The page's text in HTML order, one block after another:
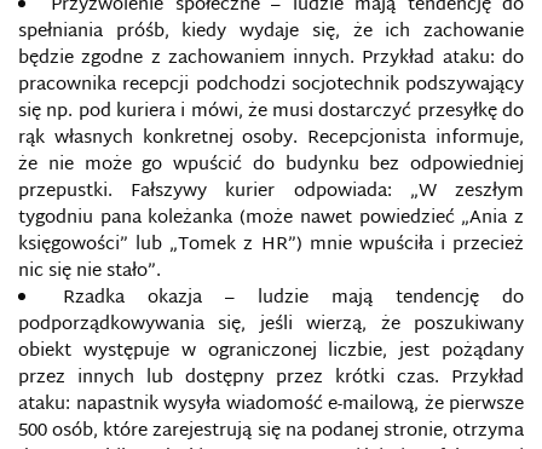
spełniania próśb, kiedy wydaje się, że ich zachowanie
będzie zgodne z zachowaniem innych. Przykład ataku: do
pracownika recepcji podchodzi socjotechnik podszywający
się np. pod kuriera i mówi, że musi dostarczyć przesyłkę do
rąk własnych konkretnej osoby. Recepcjonista informuje,
że nie może go wpuścić do budynku bez odpowiedniej
przepustki. Fałszywy kurier odpowiada: „W zeszłym
tygodniu pana koleżanka (może nawet powiedzieć „Ania z
księgowości” lub „Tomek z HR”) mnie wpuściła i przecież
nic się nie stało”.
Rzadka okazja – ludzie mają tendencję do
podporządkowywania się, jeśli wierzą, że poszukiwany
obiekt występuje w ograniczonej liczbie, jest pożądany
przez innych lub dostępny przez krótki czas. Przykład
ataku: napastnik wysyła wiadomość e-mailową, że pierwsze
500 osób, które zarejestrują się na podanej stronie, otrzyma
ATAK INFORMACYJNY
AUDYT BEZPIECZEŃSTWA INFORMACJI
BARIERY INFORMACYJNE
BEZPIECZEŃSTWO DANYCH OSOBOWYCH
BEZPIECZEŃSTWO INFORMACJI NIEJAWNYCH
BEZPIECZEŃSTWO INFORMACJI WOJSKOWEJ
BEZPIECZEŃSTWO INFORMACYJNE
BEZPIECZEŃSTWO MEDIALNE